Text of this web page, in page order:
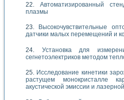
Автоматизированный
плазмы
Высокочувствительные
датчики малых перемещений и
Установка для
сегнетоэлектриков методом
Исследование кинетики
растущем монокристалле
акустической эмиссии и